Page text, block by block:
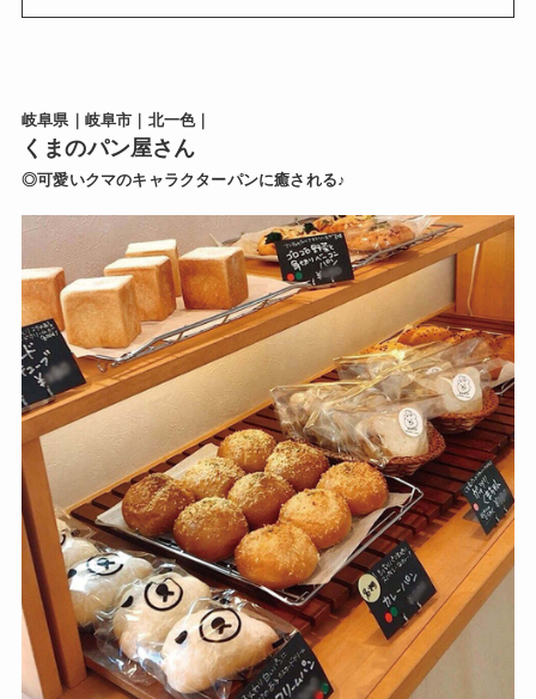
岐阜県｜岐阜市｜北一色｜
くまのパン屋さん
◎可愛いクマのキャラクターパンに癒される♪